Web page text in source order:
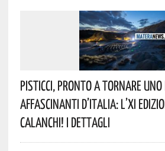
Pisticci, Pronto A Tornare Uno
Affascinanti D’Italia: L’XI
Calanchi! I Dettagli